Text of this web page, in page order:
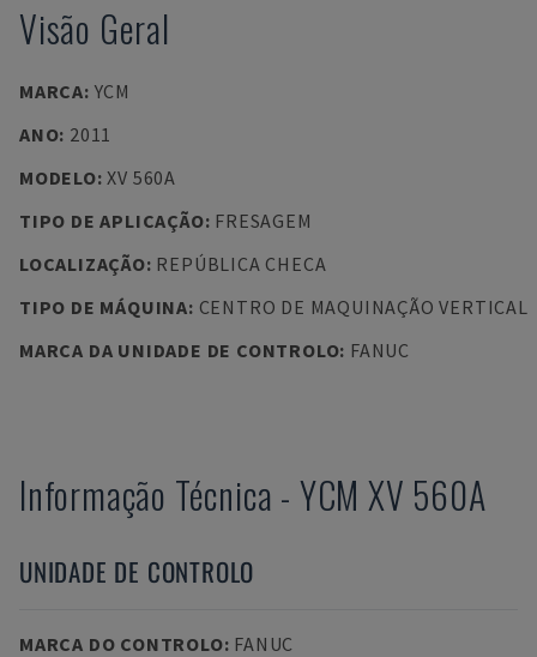
Visão Geral
MARCA: YCM
ANO: 2011
MODELO:XV 560A
TIPO DE APLICAÇÃO: FRESAGEM
LOCALIZAÇÃO: REPÚBLICA CHECA
TIPO DE MÁQUINA: CENTRO DE MAQUINAÇÃO VERTICAL
MARCA DA UNIDADE DE CONTROLO: FANUC
Informação Técnica - YCM XV 560A
UNIDADE DE CONTROLO
MARCA DO CONTROLO: FANUC